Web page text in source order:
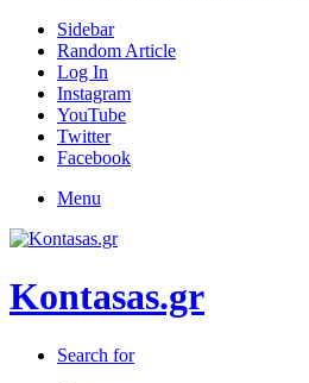
Sidebar
Random Article
Log In
Instagram
YouTube
Twitter
Facebook
Menu
Kontasas.gr
Search for